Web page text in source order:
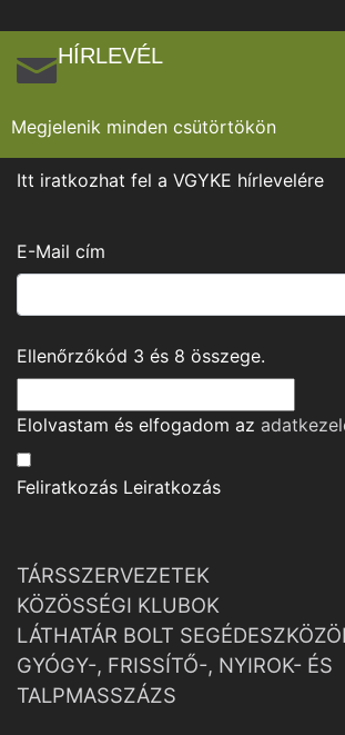
HÍRLEVÉL
Megjelenik minden csütörtökön
Itt iratkozhat fel a VGYKE hírlevelére
E-Mail cím
Ellenőrzőkód 3 és 8 összege.
Elolvastam és elfogadom az
Feliratkozás Leiratkozás
TÁRSSZERVEZETEK
KÖZÖSSÉGI KLUBOK
LÁTHATÁR BOLT
GYÓGY-, FRISSÍTŐ-, NYIROK- ÉS
TALPMASSZÁZS